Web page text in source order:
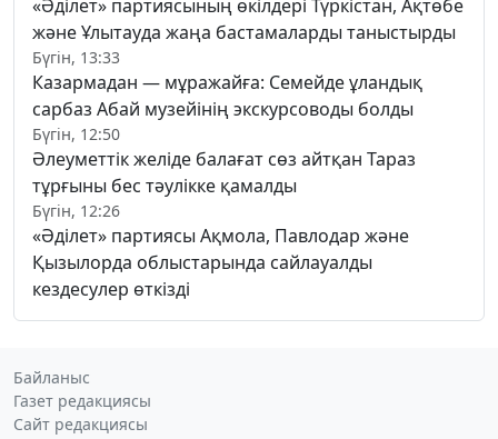
«Әділет» партиясының өкілдері Түркістан, Ақтөбе
және Ұлытауда жаңа бастамаларды таныстырды
Бүгін, 13:33
Казармадан — мұражайға: Семейде ұландық
сарбаз Абай музейінің экскурсоводы болды
Бүгін, 12:50
Әлеуметтік желіде балағат сөз айтқан Тараз
тұрғыны бес тәулікке қамалды
Бүгін, 12:26
«Әділет» партиясы Ақмола, Павлодар және
Қызылорда облыстарында сайлауалды
кездесулер өткізді
Байланыс
Газет редакциясы
Сайт редакциясы